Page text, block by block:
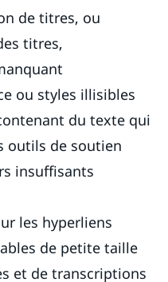
de titres, ou
titres,
ou styles illisibles
du texte qui
outils de soutien
insuffisants
les hyperliens
de petite taille
et de transcriptions